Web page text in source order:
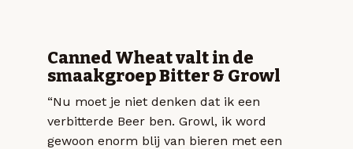
Canned Wheat valt in de
smaakgroep Bitter & Growl
“Nu moet je niet denken dat ik een
verbitterde Beer ben. Growl, ik word
gewoon enorm blij van bieren met een